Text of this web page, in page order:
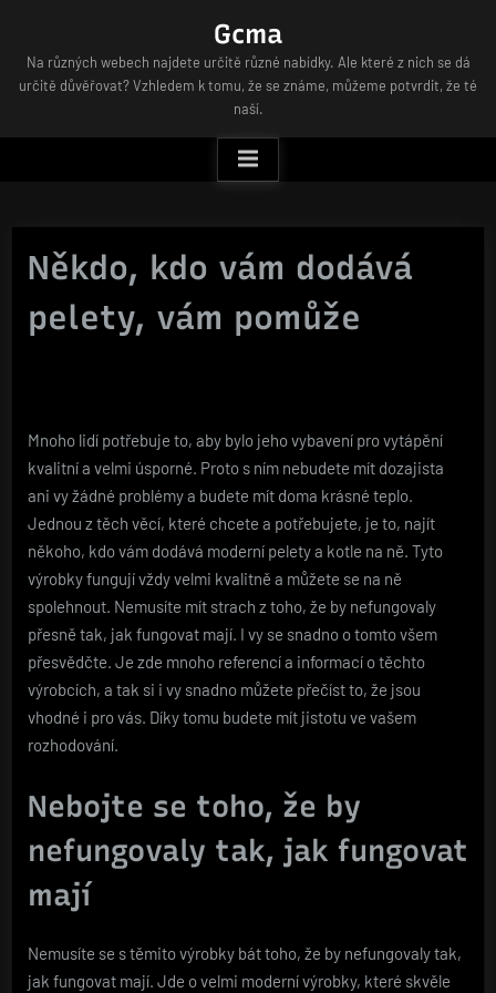
content
Gcma
Na různých webech najdete určitě různé nabídky. Ale které z nich se dá
určitě důvěřovat? Vzhledem k tomu, že se známe, můžeme potvrdit, že té
naší.
Někdo, kdo vám dodává
pelety, vám pomůže
Mnoho lidí potřebuje to, aby bylo jeho vybavení pro vytápění
kvalitní a velmi úsporné. Proto s ním nebudete mít dozajista
ani vy žádné problémy a budete mít doma krásné teplo.
Jednou z těch věcí, které chcete a potřebujete, je to, najít
někoho, kdo vám dodává moderní peletya kotle na ně. Tyto
výrobky fungují vždy velmi kvalitně a můžete se na ně
spolehnout. Nemusíte mít strach z toho, že by nefungovaly
přesně tak, jak fungovat mají. I vy se snadno o tomto všem
přesvědčte. Je zde mnoho referencí a informací o těchto
výrobcích, a tak si i vy snadno můžete přečíst to, že jsou
vhodné i pro vás. Díky tomu budete mít jistotu ve vašem
rozhodování.
Nebojte se toho, že by
nefungovaly tak, jak fungovat
mají
Nemusíte se s těmito výrobky bát toho, že by nefungovaly tak,
jak fungovat mají. Jde o velmi moderní výrobky, které skvěle